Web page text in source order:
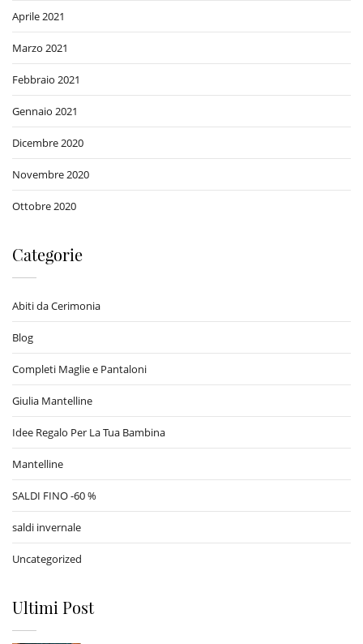
Aprile 2021
Marzo 2021
Febbraio 2021
Gennaio 2021
Dicembre 2020
Novembre 2020
Ottobre 2020
Categorie
Abiti da Cerimonia
Blog
Completi Maglie e Pantaloni
Giulia Mantelline
Idee Regalo Per La Tua Bambina
Mantelline
SALDI FINO -60 %
saldi invernale
Uncategorized
Ultimi Post